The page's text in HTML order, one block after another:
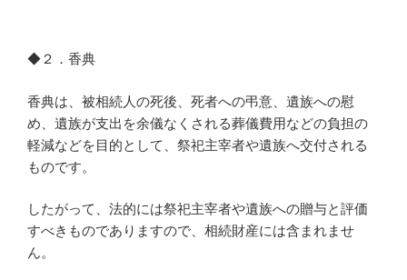
◆２．香典
香典は、被相続人の死後、死者への弔意、遺族への慰
め、遺族が支出を余儀なくされる葬儀費用などの負担の
軽減などを目的として、祭祀主宰者や遺族へ交付される
ものです。
したがって、法的には祭祀主宰者や遺族への贈与と評価
すべきものでありますので、相続財産には含まれませ
ん。